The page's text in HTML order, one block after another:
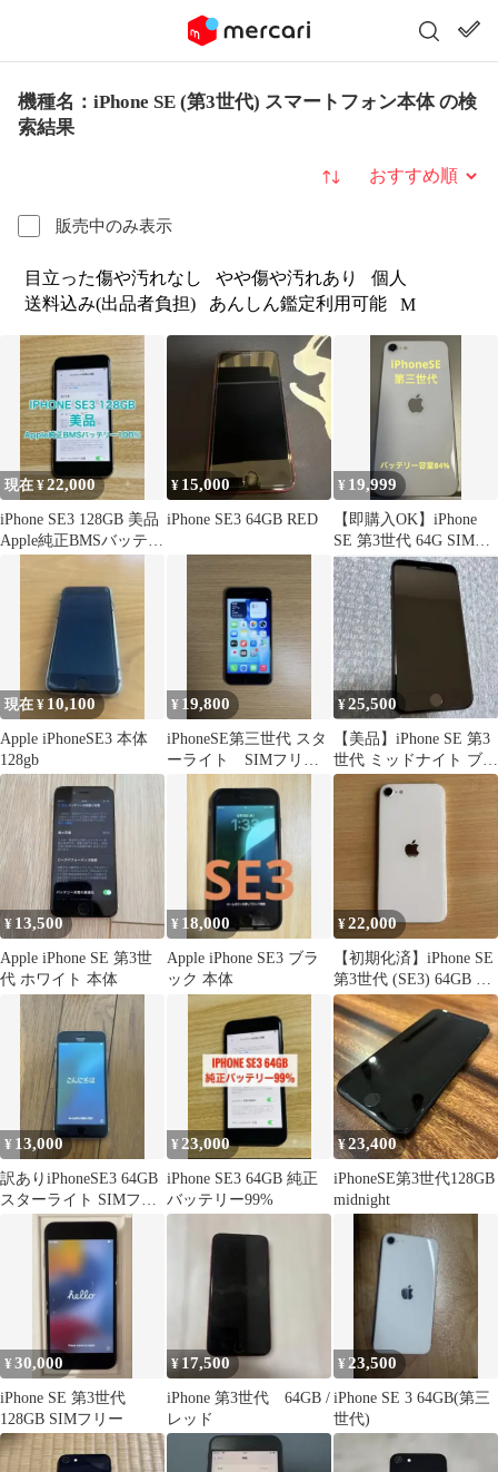
機種名：iPhone SE (第3世代) スマートフォン本体 の検
索結果
販売中のみ表示
並び替え
目立った傷や汚れなし やや傷や汚れあり
個人
送料込み(出品者負担)
あんしん鑑定利用可能 M
現在 ¥22,000
iPhone SE3 128GB 美品
Apple純正BMSバッテリ
¥ 15,000
iPhone SE3 64GB RED
¥ 19,999
【即購入OK】iPhone
SE 第3世代 64G SIMフ
リー【美品】
現在 ¥ 10,100
Apple iPhoneSE3 本体
128gb
¥ 19,800
iPhoneSE第三世代 スタ
ーライト SIMフリー
¥25,500
【美品】iPhone SE 第3
世代 ミッドナイト ブラ
ック本体 ケース付き
¥ 13,500
Apple iPhone SE 第3世
代 ホワイト 本体
¥ 18,000
Apple iPhone SE3 ブラ
ック 本体
¥22,000
【初期化済】iPhone SE
第3世代 (SE3) 64GB ホ
ワイト 83%
¥ 13,000
訳ありiPhoneSE3 64GB
スターライト SIMフリ
ー 国内版
¥ 23,000
iPhone SE3 64GB 純正
バッテリー99%
¥23,400
iPhoneSE第3世代128GB
midnight
¥30,000
iPhone SE 第3世代
128GB SIMフリー
¥17,500
iPhone 第3世代 64GB /
レッド
¥ 23,500
iPhone SE 3 64GB(第三
世代)